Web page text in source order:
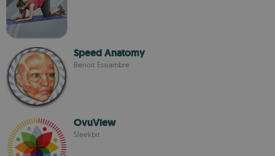
Speed Anatomy
Benoit Essiambre
OvuView
Sleekbit